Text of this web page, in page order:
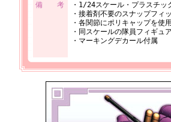
備 考
・1/24スケール・プラスチッ
・接着剤不要のスナップフィ
・各関節にポリキャップを使
・同スケールの隊員フィギュ
・マーキングデカール付属